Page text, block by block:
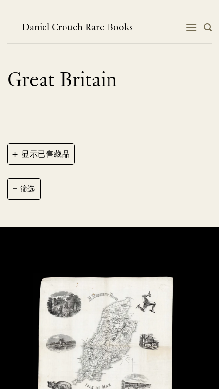
Daniel Crouch Rare Books
Great Britain
+ 显示已售藏品
筛选